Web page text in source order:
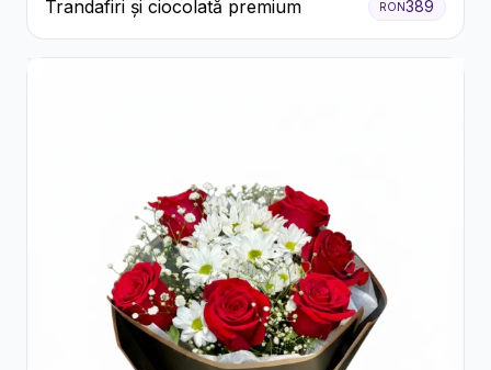
Trandafiri și ciocolată premium RON389